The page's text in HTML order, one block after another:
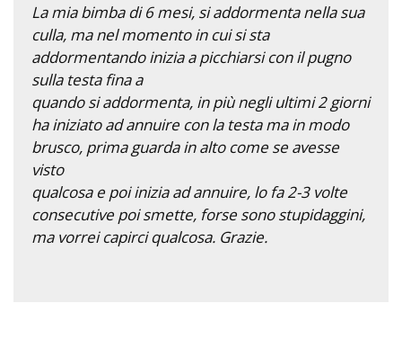
La mia bimba di 6 mesi, si addormenta nella sua
culla, ma nel momento in cui si sta
addormentando inizia a picchiarsi con il pugno
sulla testa fina a
quando si addormenta, in più negli ultimi 2 giorni
ha iniziato ad annuire con la testa ma in modo
brusco, prima guarda in alto come se avesse
visto
qualcosa e poi inizia ad annuire, lo fa 2-3 volte
consecutive poi smette, forse sono stupidaggini,
ma vorrei capirci qualcosa. Grazie.